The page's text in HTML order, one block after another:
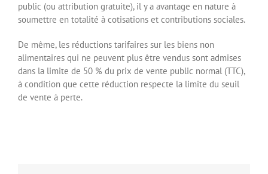
public (ou attribution gratuite), il y a avantage en nature à
soumettre en totalité à cotisations et contributions sociales.
De même, les réductions tarifaires sur les biens non
alimentaires qui ne peuvent plus être vendus sont admises
dans la limite de 50 % du prix de vente public normal (TTC),
à condition que cette réduction respecte la limite du seuil
de vente à perte.